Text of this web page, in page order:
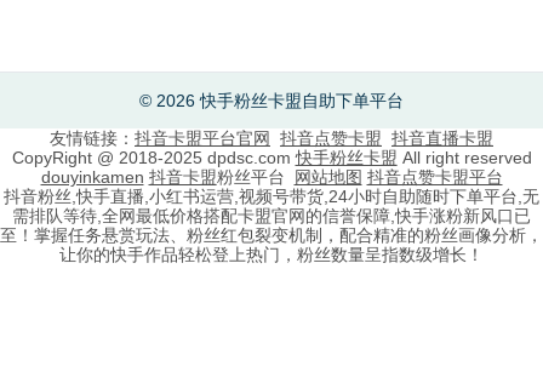
© 2026 快手粉丝卡盟自助下单平台
友情链接： 抖音卡盟平台官网 抖音点赞卡盟 抖音直播卡盟
CopyRight @ 2018-2025 dpdsc.com快手粉丝卡盟 All right reserved
douyinkamen 抖音卡盟粉丝平台 网站地图 抖音点赞卡盟平台
抖音粉丝,快手直播,小红书运营,视频号带货,24小时自助随时下单平台,无
需排队等待,全网最低价格搭配卡盟官网的信誉保障,快手涨粉新风口已
至！掌握任务悬赏玩法、粉丝红包裂变机制，配合精准的粉丝画像分析，
让你的快手作品轻松登上热门，粉丝数量呈指数级增长！